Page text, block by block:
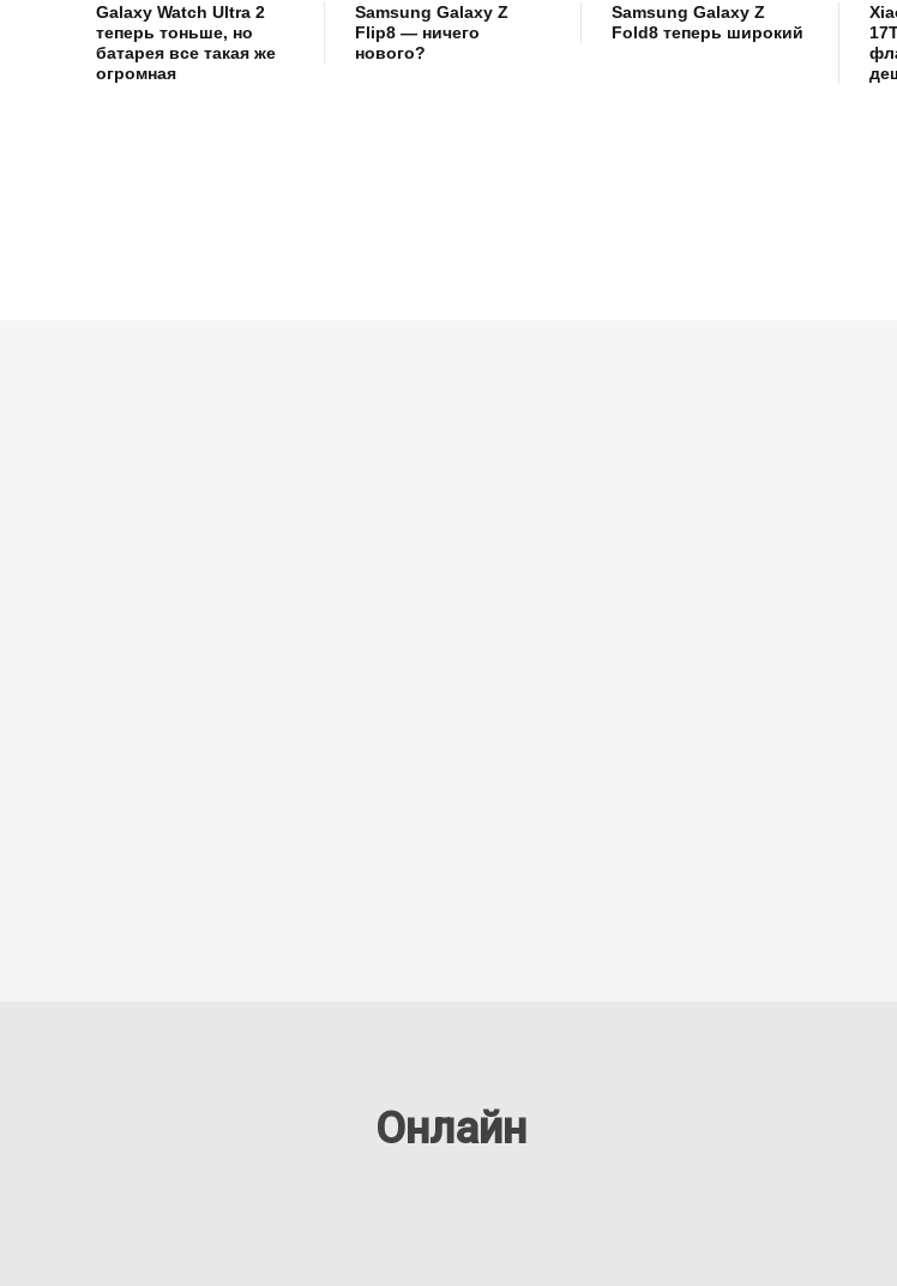
Galaxy Watch Ultra 2
теперь тоньше, но
батарея все такая же
огромная
Samsung Galaxy Z
Flip8 — ничего
нового?
Samsung Galaxy Z
Fold8 теперь широкий
Онлайн